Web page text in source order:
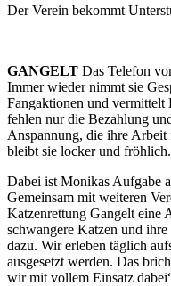
Der Verein bekommt
GANGELT Das Telefon
Immer wieder nimmt sie
Fangaktionen und vermittelt
fehlen nur die Bezahlung
Anspannung, die ihre Arbeit
bleibt sie locker und fröhlich.
Dabei ist Monikas Aufgabe
Gemeinsam mit weiteren
Katzenrettung Gangelt eine
schwangere Katzen und
dazu. Wir erleben täglich
ausgesetzt werden. Das
wir mit vollem Einsatz